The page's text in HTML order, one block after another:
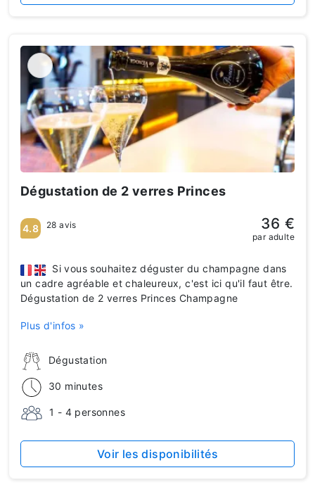
Dégustation de 2 verres Princes
Dégustation
30 minutes
1 - 4 personnes
Si vous souhaitez déguster du champagne dans
un cadre agréable et chaleureux, c'est ici qu'il faut être.
Dégustation de 2 verres Princes Champagne
Plus d'infos »
4.8 28 avis 36 €
par adulte
Voir les disponibilités